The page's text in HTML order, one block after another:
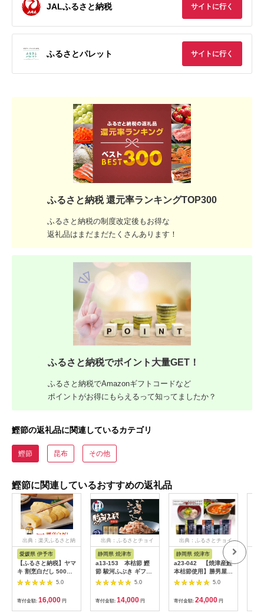
JALふるさと納税 サイトに行く
ふるさとパレット サイトに行く
ふるさと納税 還元率ランキングTOP300
ふるさと納税の制度改定後もお得な
返礼品はまだまだたくさんあります！
ふるさと納税でポイント大量GET！
ふるさと納税でAmazonギフトコードなど
ポイントがお得にもらえるって知ってましたか？
鰹節の返礼品に関連しているカテゴリ
鰹節 昆布 その他
鰹節に関連しているおすすめの返礼品
出典：楽天ふるさと納
愛媛県 伊予市
【ふるさと納税】ヤマ
キ 割烹白だし 500ml
12本 中容量 おだし
煮物 かけつゆ 国内製
造｜B276
5.0
寄付金額: 16,000 円
出典：ふるさとチョイ
静岡県 焼津市
a13-153 本枯節 鰹
節 駿河ふぶき ギフト
（2g×12P）×6袋
5.0
寄付金額: 14,000 円
出典：ふるさとチョイ
静岡県 焼津市
a23-042 【焼津産鰹
本枯節使用】勝男屋の
だし6種計12袋5.0
寄付金額: 24,000 円